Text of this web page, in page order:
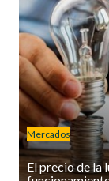
Mercados
El precio de la